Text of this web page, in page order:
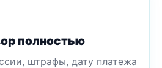
полностью
штрафы, дату платежа